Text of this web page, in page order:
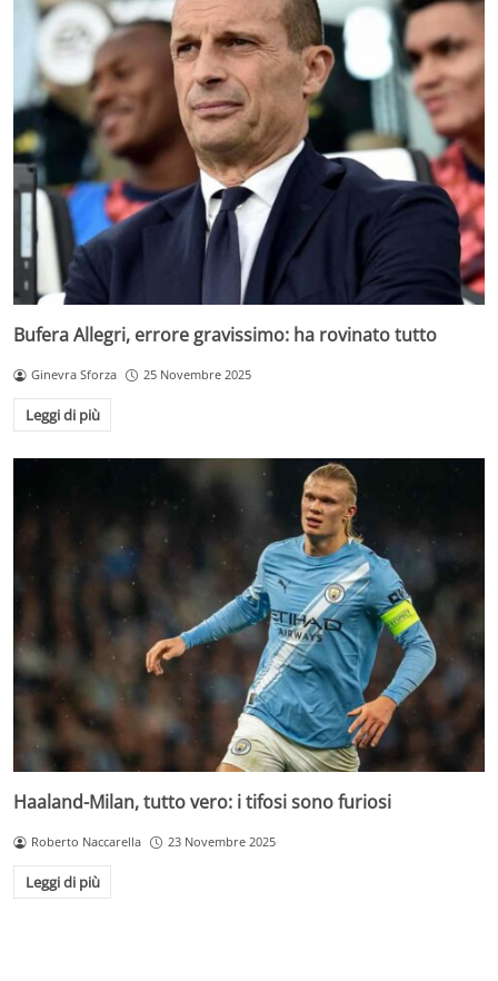
Bufera Allegri, errore gravissimo: ha rovinato tutto
Ginevra Sforza 25 Novembre 2025
Leggi di più
Haaland-Milan, tutto vero: i tifosi sono furiosi
Roberto Naccarella 23 Novembre 2025
Leggi di più